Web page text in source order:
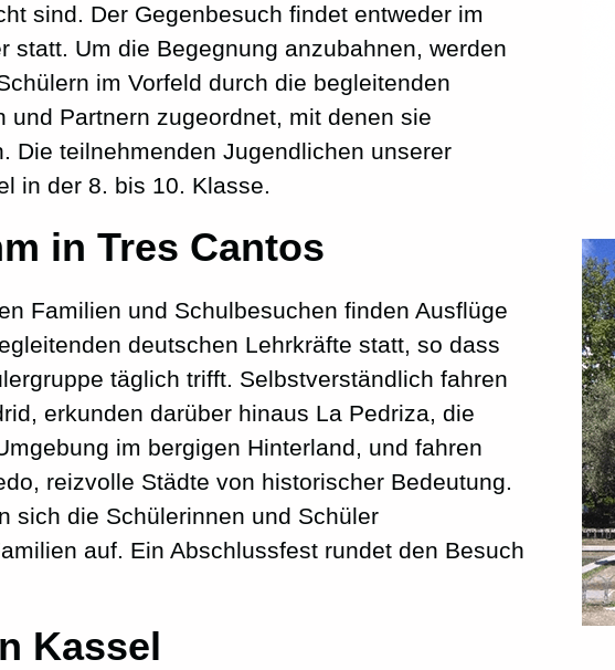
sind. Der Gegenbesuch findet entweder im
statt. Um die Begegnung anzubahnen, werden
im Vorfeld durch die begleitenden
und Partnern zugeordnet, mit denen sie
Die teilnehmenden Jugendlichen unserer
in der 8. bis 10. Klasse.
in Tres Cantos
Familien und Schulbesuchen finden Ausflüge
deutschen Lehrkräfte statt, so dass
täglich trifft. Selbstverständlich fahren
erkunden darüber hinaus La Pedriza, die
im bergigen Hinterland, und fahren
reizvolle Städte von historischer Bedeutung.
sich die Schülerinnen und Schüler
auf. Ein Abschlussfest rundet den Besuch
Kassel